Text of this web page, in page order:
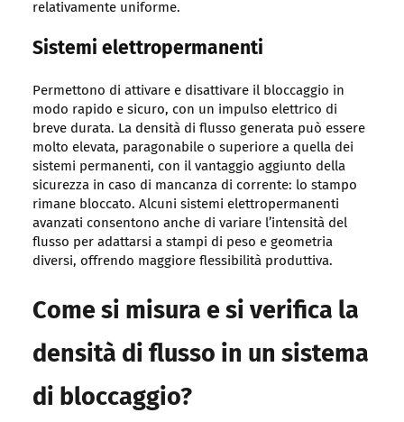
relativamente uniforme.
Sistemi elettropermanenti
Permettono di attivare e disattivare il bloccaggio in
modo rapido e sicuro, con un impulso elettrico di
breve durata. La densità di flusso generata può essere
molto elevata, paragonabile o superiore a quella dei
sistemi permanenti, con il vantaggio aggiunto della
sicurezza in caso di mancanza di corrente: lo stampo
rimane bloccato. Alcuni sistemi elettropermanenti
avanzati consentono anche di variare l’intensità del
flusso per adattarsi a stampi di peso e geometria
diversi, offrendo maggiore flessibilità produttiva.
Come si misura e si verifica la
densità di flusso in un sistema
di bloccaggio?